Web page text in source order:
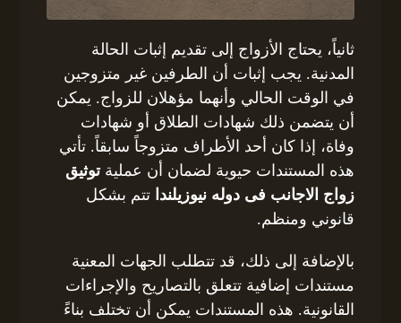
ثانياً، يحتاج الأزواج إلى تقديم إثبات الحالة
المدنية. يجب إثبات أن الطرفين غير متزوجين
في الوقت الحالي وأنهما مؤهلان للزواج. يمكن
أن يتضمن ذلك شهادات الطلاق أو شهادات
وفاة، إذا كان أحد الأطراف متزوجاً سابقاً. تأتي
هذه المستندات حيوية لضمان أن عمليةتوثيق
زواج الاجانب فى دوله نيوزيلندا تتم بشكل
قانوني ومنظم.
بالإضافة إلى ذلك، قد تتطلب الجهات المعنية
مستندات إضافية تتعلق بالتصاريح والإجراءات
القانونية. هذه المستندات يمكن أن تختلف بناءً